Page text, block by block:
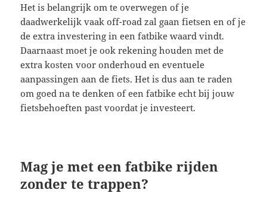
Het is belangrijk om te overwegen of je
daadwerkelijk vaak off-road zal gaan fietsen en of je
de extra investering in een fatbike waard vindt.
Daarnaast moet je ook rekening houden met de
extra kosten voor onderhoud en eventuele
aanpassingen aan de fiets. Het is dus aan te raden
om goed na te denken of een fatbike echt bij jouw
fietsbehoeften past voordat je investeert.
Mag je met een fatbike rijden
zonder te trappen?